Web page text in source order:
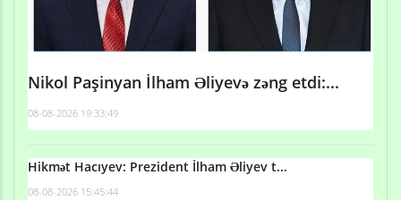
Nikol Paşinyan İlham Əliyevə zəng etdi:...
08-08-2026 19:33:49
Hikmət Hacıyev: Prezident İlham Əliyev t...
08-08-2026 15:45:44